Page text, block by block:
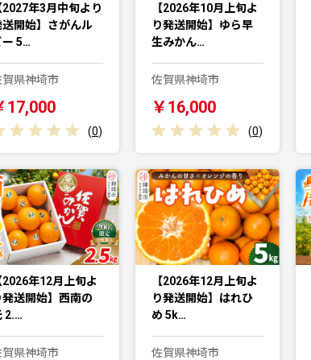
2027年3月中旬より
送開始】さがんル
ー 5…
賀県神埼市
17,000
(0)
【2026年10月上旬よ
り発送開始】ゆら早
生みかん…
佐賀県神埼市
￥16,000
(0)
2026年12月上旬よ
発送開始】西南の
2.…
賀県神埼市
【2026年12月上旬よ
り発送開始】はれひ
め 5k…
佐賀県神埼市